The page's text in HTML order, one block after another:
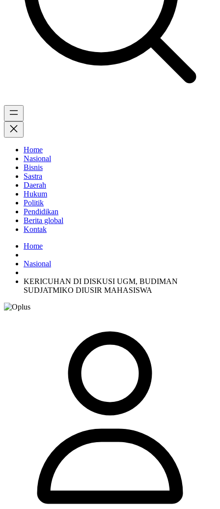
Home
Nasional
Bisnis
Sastra
Daerah
Hukum
Politik
Pendidikan
Berita global
Kontak
Home
Nasional
KERICUHAN DI DISKUSI UGM, BUDIMAN
SUDJATMIKO DIUSIR MAHASISWA